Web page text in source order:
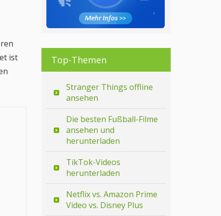
ist
Top-Themen
Stranger Things offline
ansehen
Die besten Fußball-Filme
ansehen und
herunterladen
TikTok-Videos
herunterladen
Netflix vs. Amazon Prime
Video vs. Disney Plus